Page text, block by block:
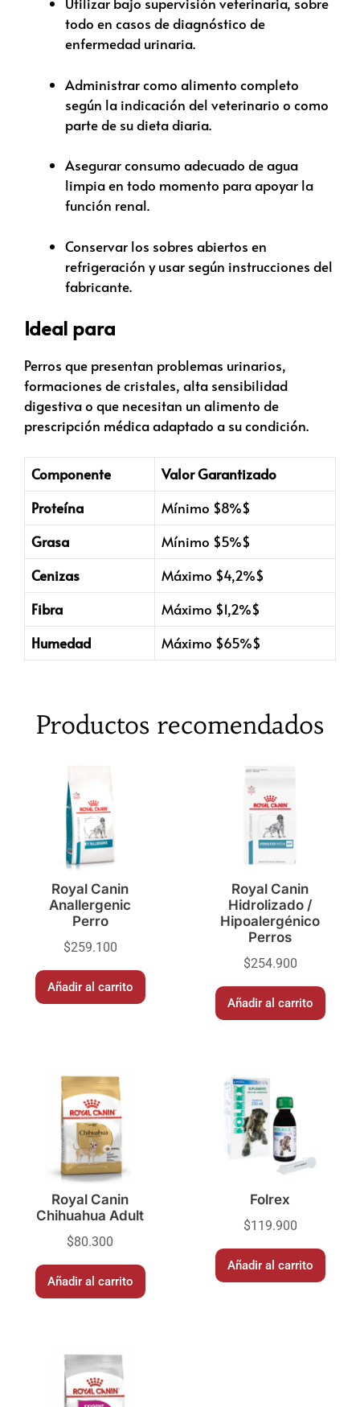
todo en casos de diagnóstico de
enfermedad urinaria.
Administrar como alimento completo
según la indicación del veterinario o como
parte de su dieta diaria.
Asegurar consumo adecuado de agua
limpia en todo momento para apoyar la
función renal.
Conservar los sobres abiertos en
refrigeración y usar según instrucciones del
fabricante.
Ideal para
Perros que presentan problemas urinarios,
formaciones de cristales, alta sensibilidad
digestiva o que necesitan un alimento de
prescripción médica adaptado a su condición.
Componente
Valor Garantizado
Proteína
Mínimo $8%$
Grasa
Mínimo $5%$
Cenizas
Máximo $4,2%$
Fibra
Máximo $1,2%$
Humedad
Máximo $65%$
Productos recomendados
Royal Canin
Anallergenic
Perro
$259.100
Añadir al carrito
Royal Canin
Hidrolizado /
Hipoalergénico
Perros
$254.900
Añadir al carrito
Royal Canin
Chihuahua Adult
$80.300
Añadir al carrito
Folrex
$119.900
Añadir al carrito